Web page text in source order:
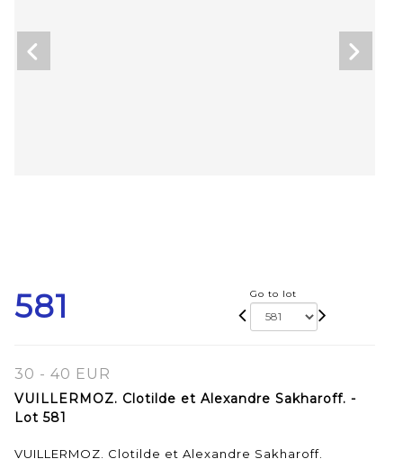
581 Go to lot
30 - 40 EUR
VUILLERMOZ. Clotilde et Alexandre Sakharoff. -
Lot 581
VUILLERMOZ. Clotilde et Alexandre Sakharoff.